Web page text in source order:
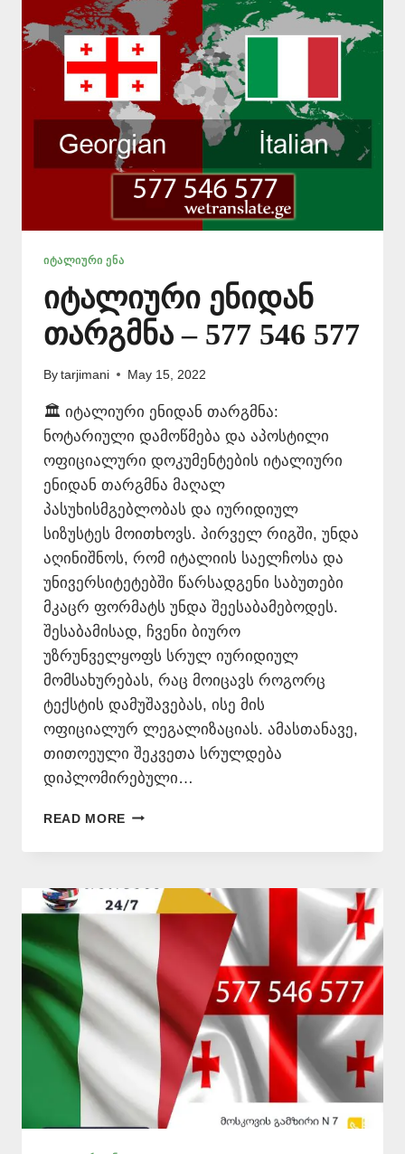
577
546
577
ᲘᲢᲐᲚᲘᲣᲠᲘ ᲔᲜᲐ
იტალიური ენიდან
თარგმნა – 577 546 577
By tarjimani May 15, 2022
🏛️ იტალიური ენიდან თარგმნა:
ნოტარიული დამოწმება და აპოსტილი
ოფიციალური დოკუმენტების იტალიური
ენიდან თარგმნა მაღალ
პასუხისმგებლობას და იურიდიულ
სიზუსტეს მოითხოვს. პირველ რიგში, უნდა
აღინიშნოს, რომ იტალიის საელჩოსა და
უნივერსიტეტებში წარსადგენი საბუთები
მკაცრ ფორმატს უნდა შეესაბამებოდეს.
შესაბამისად, ჩვენი ბიურო
უზრუნველყოფს სრულ იურიდიულ
მომსახურებას, რაც მოიცავს როგორც
ტექსტის დამუშავებას, ისე მის
ოფიციალურ ლეგალიზაციას. ამასთანავე,
თითოეული შეკვეთა სრულდება
დიპლომირებული…
READ MORE ᲘᲢᲐᲚᲘᲣᲠᲘ
ᲗᲐᲠᲒᲛᲜᲐ
577
546